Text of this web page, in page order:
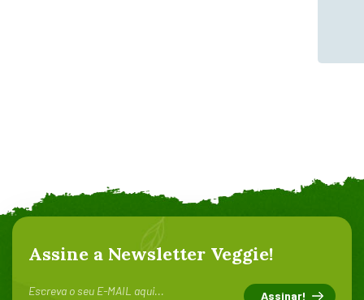
Assine a Newsletter Veggie!